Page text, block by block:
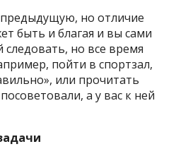
но отличие
быть и благая и вы сами
но все время
пойти в спортзал,
или прочитать
а у вас к ней